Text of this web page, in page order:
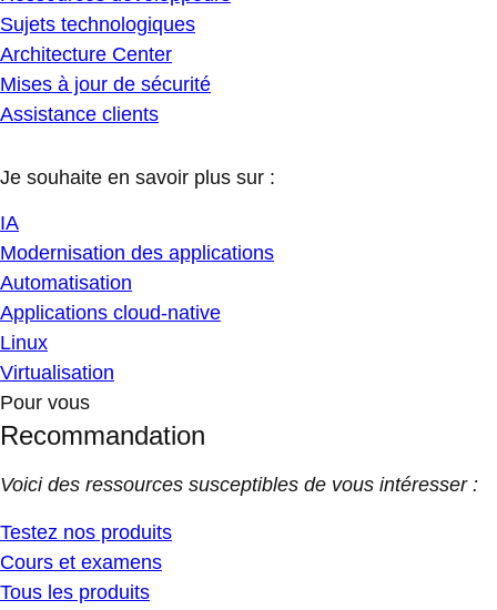
Sujets technologiques
Architecture Center
Mises à jour de sécurité
Assistance clients
Je souhaite en savoir plus sur :
IA
Modernisation des applications
Automatisation
Applications cloud-native
Linux
Virtualisation
Pour vous
Recommandation
Voici des ressources susceptibles de vous intéresser :
Testez nos produits
Cours et examens
Tous les produits